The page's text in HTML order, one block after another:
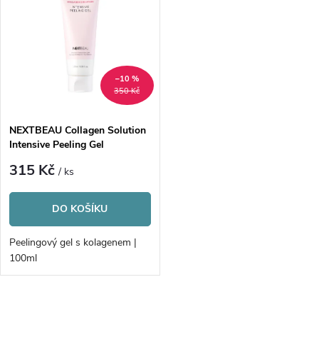
p
r
o
d
u
s
p
r
o
d
350 Kč
–10 %
NEXTBEAU Collagen Solution
Intensive Peeling Gel
315 Kč/ ks
DO KOŠÍKU
Peelingový gel s kolagenem |
100ml